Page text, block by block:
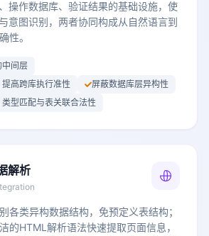
操作数据库、验证结果的基础设施，使
意图识别，两者协同构成从自然语言到
性。
中间层
高跨库执行准性
屏蔽数据库层异构性
型匹配与表关联合法性
解析
各类异构数据结构，免预定义表结构；
的HTML解析语法快速提取页面信息，